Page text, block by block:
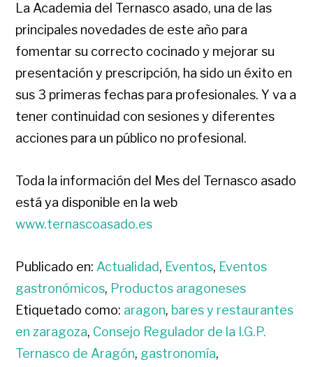
La Academia del Ternasco asado, una de las
principales novedades de este año para
fomentar su correcto cocinado y mejorar su
presentación y prescripción, ha sido un éxito en
sus 3 primeras fechas para profesionales. Y va a
tener continuidad con sesiones y diferentes
acciones para un público no profesional.
Toda la información del Mes del Ternasco asado
está ya disponible en la web
www.ternascoasado.es
Publicado en: Actualidad, Eventos, Eventos
gastronómicos, Productos aragoneses
Etiquetado como: aragon, bares y restaurantes
en zaragoza, Consejo Regulador de la I.G.P.
Ternasco de Aragón, gastronomía,